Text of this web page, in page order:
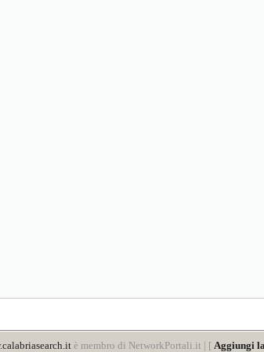
è membro di NetworkPortali.it | [ Aggiungi